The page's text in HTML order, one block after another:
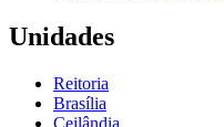
Unidades
Reitoria
Brasília
Ceilândia